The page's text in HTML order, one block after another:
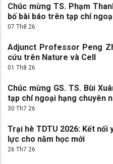
Chúc mừng TS. Phạm
bố bài báo trên tạp chí
07 Th8 26
Adjunct Professor Peng
cứu trên Nature và Cell
01 Th8 26
Chúc mừng GS. TS. Bùi
tạp chí ngoại hạng chuyên
30 Th7 26
Trại hè TDTU 2026: Kết nối
lực cho năm học mới
26 Th7 26